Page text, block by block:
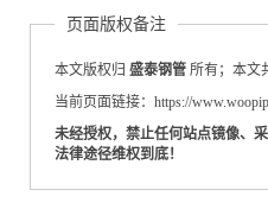
页面版权备注
本文版权归 盛泰钢管 所有；本文
当前页面链接：https://
未经授权，禁止任何站点镜像、
法律途径维权到底！